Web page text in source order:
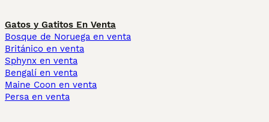
Gatos y Gatitos En Venta
Bosque de Noruega en venta
Británico en venta
Sphynx en venta
Bengalí en venta
Maine Coon en venta
Persa en venta